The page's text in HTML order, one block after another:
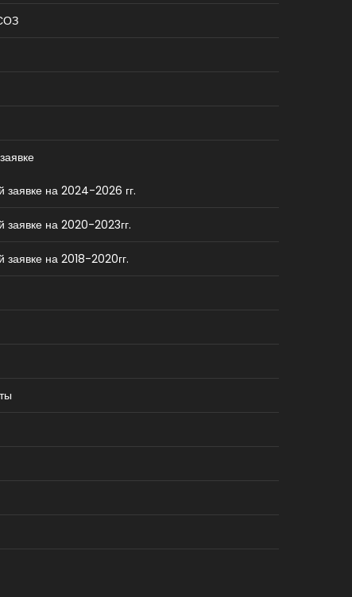
заявке на 2024-2026 гг.
заявке на 2020-2023гг.
заявке на 2018-2020гг.